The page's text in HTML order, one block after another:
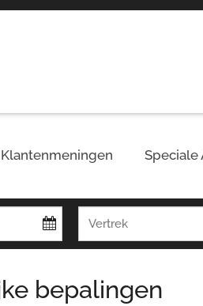
Klantenmeningen Speciale
bepalingen